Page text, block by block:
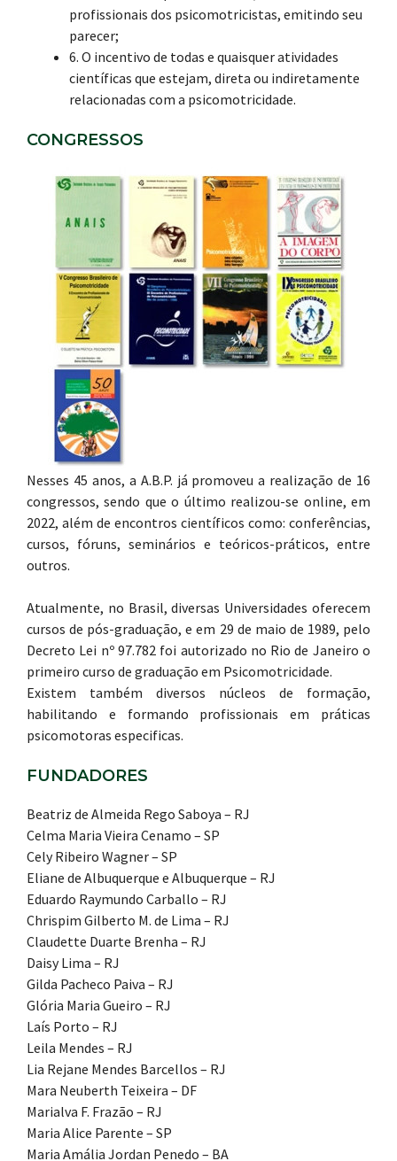
profissionais dos psicomotricistas, emitindo seu
parecer;
6. O incentivo de todas e quaisquer atividades
científicas que estejam, direta ou indiretamente
relacionadas com a psicomotricidade.
CONGRESSOS
Nesses 45 anos, a A.B.P. já promoveu a realização de 16
congressos, sendo que o último realizou-se online, em
2022, além de encontros científicos como: conferências,
cursos, fóruns, seminários e teóricos-práticos, entre
outros.
Atualmente, no Brasil, diversas Universidades oferecem
cursos de pós-graduação, e em 29 de maio de 1989, pelo
Decreto Lei nº 97.782 foi autorizado no Rio de Janeiro o
primeiro curso de graduação em Psicomotricidade.
Existem também diversos núcleos de formação,
habilitando e formando profissionais em práticas
psicomotoras especificas.
FUNDADORES
Beatriz de Almeida Rego Saboya – RJ
Celma Maria Vieira Cenamo – SP
Cely Ribeiro Wagner – SP
Eliane de Albuquerque e Albuquerque – RJ
Eduardo Raymundo Carballo – RJ
Chrispim Gilberto M. de Lima – RJ
Claudette Duarte Brenha – RJ
Daisy Lima – RJ
Gilda Pacheco Paiva – RJ
Glória Maria Gueiro – RJ
Laís Porto – RJ
Leila Mendes – RJ
Lia Rejane Mendes Barcellos – RJ
Mara Neuberth Teixeira – DF
Marialva F. Frazão – RJ
Maria Alice Parente – SP
Maria Amália Jordan Penedo – BA